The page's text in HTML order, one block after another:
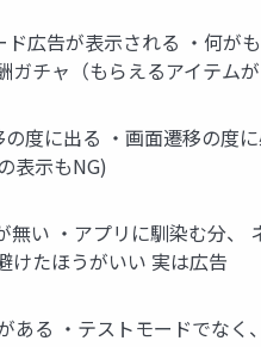
ド広告が表示される ・何
ガチャ（もらえるアイテム
度に出る ・画面遷移の度
表示もNG)
無い ・アプリに馴染む分
けたほうがいい 実は広告
ある ・テストモードでな